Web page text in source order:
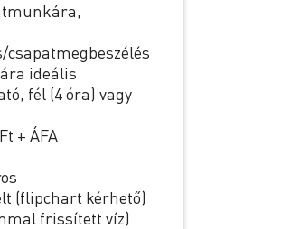
csapatmegbeszélés
ideális
fél (4 óra) vagy
+ ÁFA
(flipchart kérhető)
frissített víz)